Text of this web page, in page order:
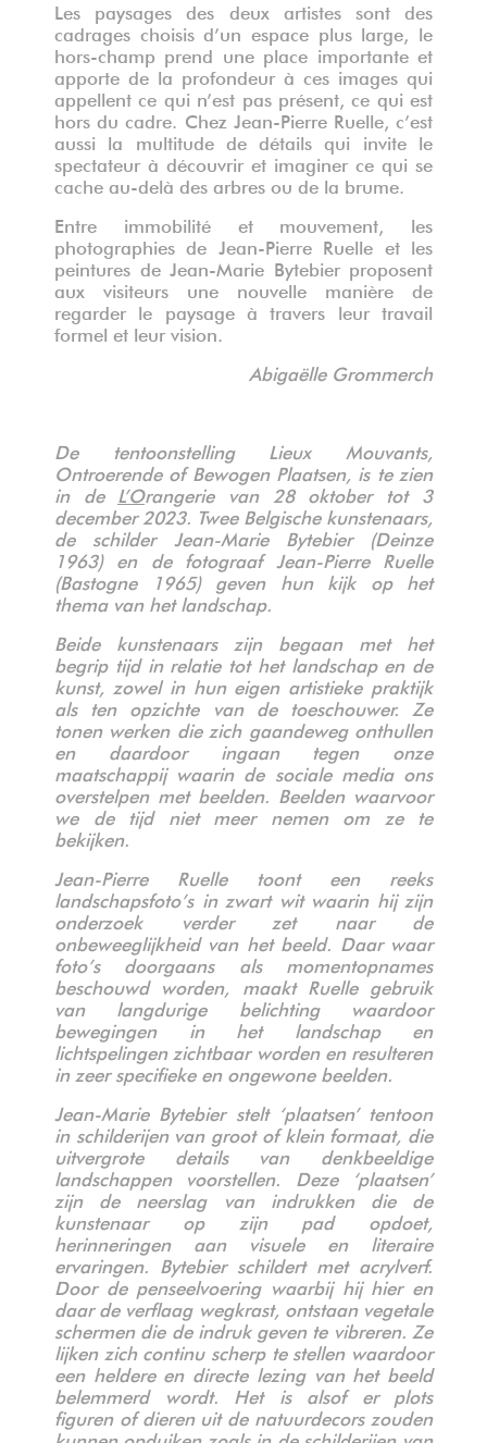
Les paysages des deux artistes sont des
cadrages choisis d’un espace plus large, le
hors-champ prend une place importante et
apporte de la profondeur à ces images qui
appellent ce qui n’est pas présent, ce qui est
hors du cadre. Chez Jean-Pierre Ruelle, c’est
aussi la multitude de détails qui invite le
spectateur à découvrir et imaginer ce qui se
cache au-delà des arbres ou de la brume.
Entre immobilité et mouvement, les
photographies de Jean-Pierre Ruelle et les
peintures de Jean-Marie Bytebier proposent
aux visiteurs une nouvelle manière de
regarder le paysage à travers leur travail
formel et leur vision.
Abigaëlle Grommerch
De tentoonstelling Lieux Mouvants,
Ontroerende of Bewogen Plaatsen, is te zien
in de L’Orangerie van 28 oktober tot 3
december 2023. Twee Belgische kunstenaars,
de schilder Jean-Marie Bytebier (Deinze
1963) en de fotograaf Jean-Pierre Ruelle
(Bastogne 1965) geven hun kijk op het
thema van het landschap.
Beide kunstenaars zijn begaan met het
begrip tijd in relatie tot het landschap en de
kunst, zowel in hun eigen artistieke praktijk
als ten opzichte van de toeschouwer. Ze
tonen werken die zich gaandeweg onthullen
en daardoor ingaan tegen onze
maatschappij waarin de sociale media ons
overstelpen met beelden. Beelden waarvoor
we de tijd niet meer nemen om ze te
bekijken.
Jean-Pierre Ruelle toont een reeks
landschapsfoto’s in zwart wit waarin hij zijn
onderzoek verder zet naar de
onbeweeglijkheid van het beeld. Daar waar
foto’s doorgaans als momentopnames
beschouwd worden, maakt Ruelle gebruik
van langdurige belichting waardoor
bewegingen in het landschap en
lichtspelingen zichtbaar worden en resulteren
in zeer specifieke en ongewone beelden.
Jean-Marie Bytebier stelt ‘plaatsen’ tentoon
in schilderijen van groot of klein formaat, die
uitvergrote details van denkbeeldige
landschappen voorstellen. Deze ‘plaatsen’
zijn de neerslag van indrukken die de
kunstenaar op zijn pad opdoet,
herinneringen aan visuele en literaire
ervaringen. Bytebier schildert met acrylverf.
Door de penseelvoering waarbij hij hier en
daar de verflaag wegkrast, ontstaan vegetale
schermen die de indruk geven te vibreren. Ze
lijken zich continu scherp te stellen waardoor
een heldere en directe lezing van het beeld
belemmerd wordt. Het is alsof er plots
figuren of dieren uit de natuurdecors zouden
kunnen opduiken zoals in de schilderijen van